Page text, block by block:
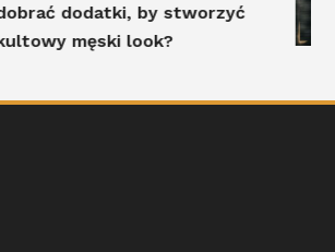
by stworzyć
look?